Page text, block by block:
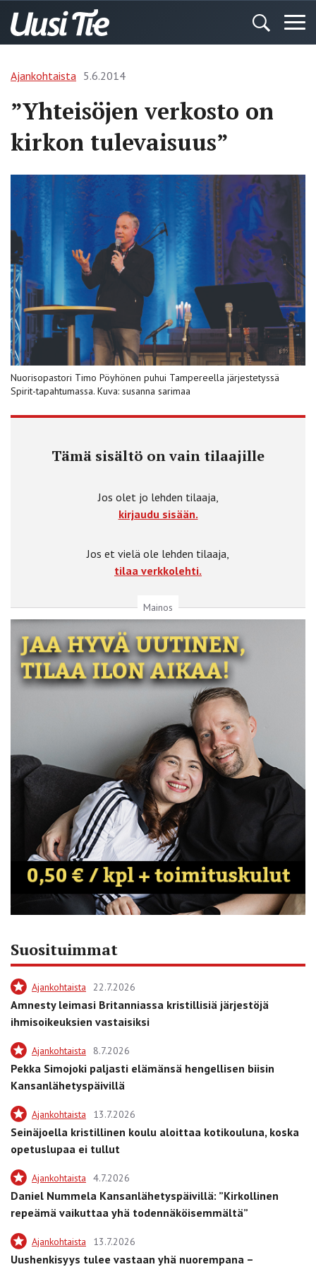
Ajankohtaista 5.6.2014
”Yhteisöjen verkosto on
kirkon tulevaisuus”
Nuorisopastori Timo Pöyhönen puhui Tampereella järjestetyssä
Spirit-tapahtumassa. Kuva: susanna sarimaa
Tämä sisältö on vain tilaajille
Jos olet jo lehden tilaaja,
kirjaudu sisään.
Jos et vielä ole lehden tilaaja,
tilaa verkkolehti.
Mainos
Suosituimmat
Ajankohtaista 22.7.2026
Amnesty leimasi Britanniassa kristillisiä järjestöjä
ihmisoikeuksien vastaisiksi
Ajankohtaista 8.7.2026
Pekka Simojoki paljasti elämänsä hengellisen biisin
Kansanlähetyspäivillä
Ajankohtaista 13.7.2026
Seinäjoella kristillinen koulu aloittaa kotikouluna, koska
opetuslupaa ei tullut
Ajankohtaista 4.7.2026
Daniel Nummela Kansanlähetyspäivillä: ”Kirkollinen
repeämä vaikuttaa yhä todennäköisemmältä”
Ajankohtaista 13.7.2026
Uushenkisyys tulee vastaan yhä nuorempana –